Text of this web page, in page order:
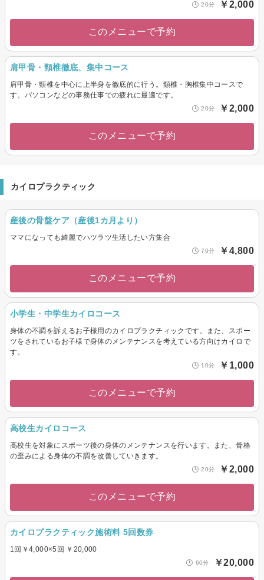
20分 ￥2,000
このメニューで予約
肩甲骨・頸椎徹底、集中コース
肩甲骨・頸椎を中心に上半身を徹底的に行う。頸椎・胸椎集中コースで
す。パソコンなどの事務仕事での疲れに最適です。
20分 ￥2,000
このメニューで予約
カイロプラクティック
産後の骨盤ケア（産後1カ月より）
ママになっても綺麗でハツラツ生活したい方集合
70分 ￥4,800
このメニューで予約
小学生・中学生カイロコース
身体の不調を訴えるお子様用のカイロプラクチィックです。また、スポー
ツをされているお子様で身体のメンテナンスを考えている方向けカイロで
す。
10分 ￥1,000
このメニューで予約
高校生カイロコース
高校生を対象にスポーツ後の身体のメンテナンスを行います。また、骨格
の歪みによる身体の不調を改善していきます。
20分 ￥2,000
このメニューで予約
カイロプラクティック施術料 5回数券
1回￥4,000×5回 ￥20,000
60分 ￥20,000